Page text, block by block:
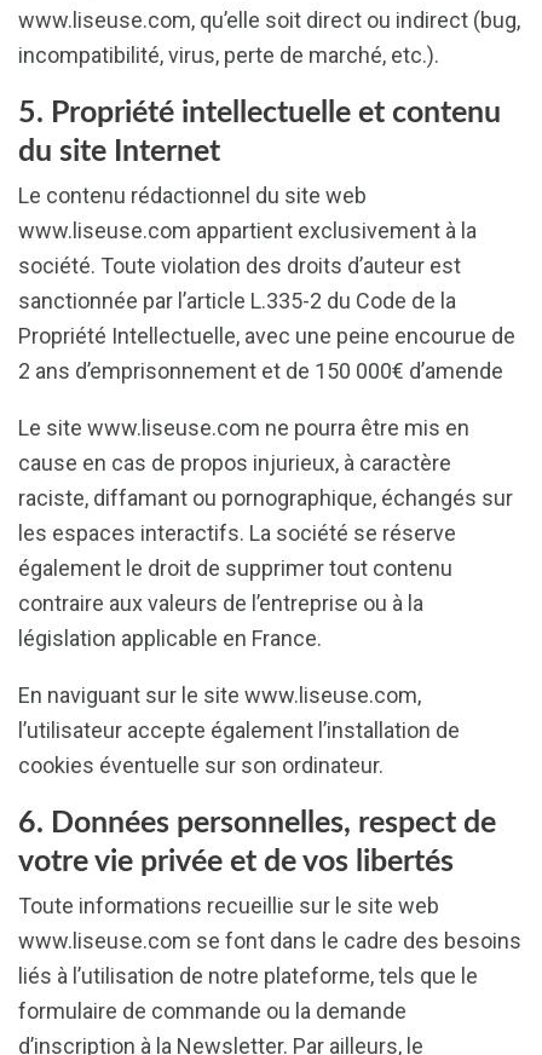
www.liseuse.com, qu’elle soit direct ou indirect (bug,
incompatibilité, virus, perte de marché, etc.).
5. Propriété intellectuelle et contenu
du site Internet
Le contenu rédactionnel du site web
www.liseuse.com appartient exclusivement à la
société. Toute violation des droits d’auteur est
sanctionnée par l’article L.335-2 du Code de la
Propriété Intellectuelle, avec une peine encourue de
2 ans d’emprisonnement et de 150 000€ d’amende
Le site www.liseuse.com ne pourra être mis en
cause en cas de propos injurieux, à caractère
raciste, diffamant ou pornographique, échangés sur
les espaces interactifs. La société se réserve
également le droit de supprimer tout contenu
contraire aux valeurs de l’entreprise ou à la
législation applicable en France.
En naviguant sur le site www.liseuse.com,
l’utilisateur accepte également l’installation de
cookies éventuelle sur son ordinateur.
6. Données personnelles, respect de
votre vie privée et de vos libertés
Toute informations recueillie sur le site web
www.liseuse.com se font dans le cadre des besoins
liés à l’utilisation de notre plateforme, tels que le
formulaire de commande ou la demande
d’inscription à la Newsletter. Par ailleurs, le